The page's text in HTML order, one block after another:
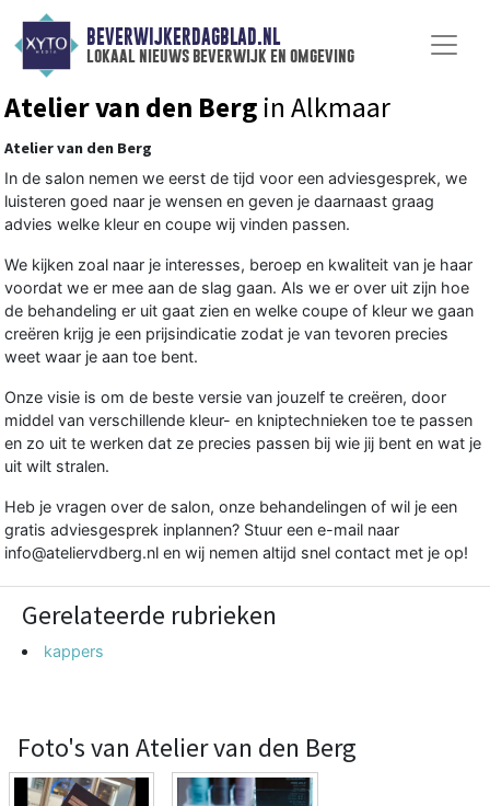
BEVERWIJKERDAGBLAD.NL
lokaal nieuws beverwijk en omgeving
Atelier van den Berg in Alkmaar
Atelier van den Berg
In de salon nemen we eerst de tijd voor een adviesgesprek, we
luisteren goed naar je wensen en geven je daarnaast graag
advies welke kleur en coupe wij vinden passen.
We kijken zoal naar je interesses, beroep en kwaliteit van je haar
voordat we er mee aan de slag gaan. Als we er over uit zijn hoe
de behandeling er uit gaat zien en welke coupe of kleur we gaan
creëren krijg je een prijsindicatie zodat je van tevoren precies
weet waar je aan toe bent.
Onze visie is om de beste versie van jouzelf te creëren, door
middel van verschillende kleur- en kniptechnieken toe te passen
en zo uit te werken dat ze precies passen bij wie jij bent en wat je
uit wilt stralen.
Heb je vragen over de salon, onze behandelingen of wil je een
gratis adviesgesprek inplannen? Stuur een e-mail naar
info@ateliervdberg.nl en wij nemen altijd snel contact met je op!
Gerelateerde rubrieken
kappers
Foto's van Atelier van den Berg